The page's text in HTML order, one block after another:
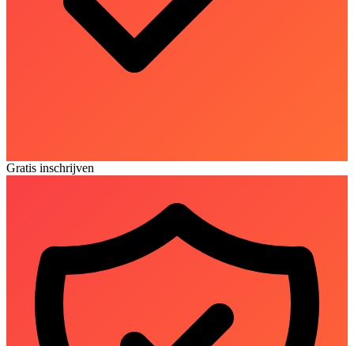
Gratis inschrijven